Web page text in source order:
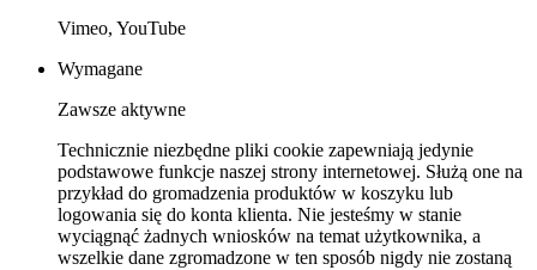
Vimeo, YouTube
Wymagane
Zawsze aktywne
Technicznie niezbędne pliki cookie zapewniają jedynie
podstawowe funkcje naszej strony internetowej. Służą one na
przykład do gromadzenia produktów w koszyku lub
logowania się do konta klienta. Nie jesteśmy w stanie
wyciągnąć żadnych wniosków na temat użytkownika, a
wszelkie dane zgromadzone w ten sposób nigdy nie zostaną